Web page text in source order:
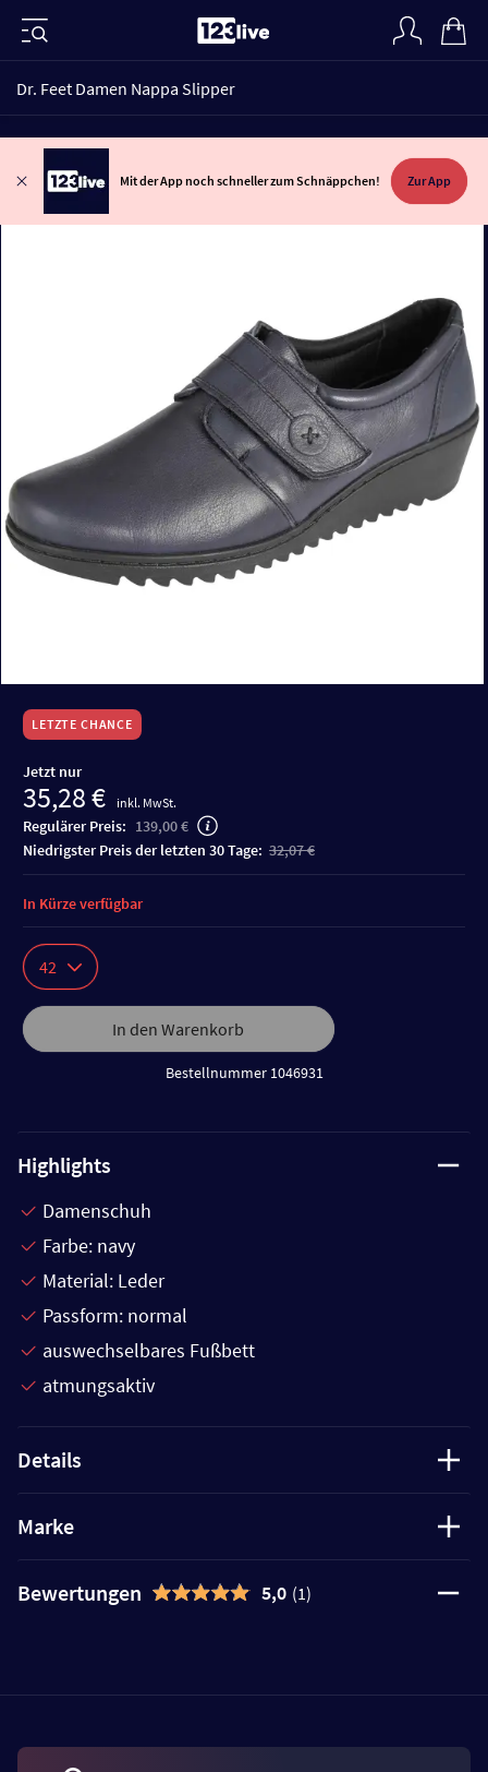
Dr. Feet Damen Nappa Slipper
Mit der App noch schneller zum Schnäppchen! Zur App
LETZTE CHANCE
Jetzt nur
35,28 € inkl. MwSt.
Regulärer Preis: 139,00 €
niedrigster Preis der letzten 30 Tage: 32,07 €
42
In den Warenkorb
Bestellnummer 1046931
In Kürze verfügbar
Highlights
Damenschuh
Farbe: navy
Material: Leder
Passform: normal
auswechselbares Fußbett
atmungsaktiv
Details
Marke
Bewertungen 5,0 (1)